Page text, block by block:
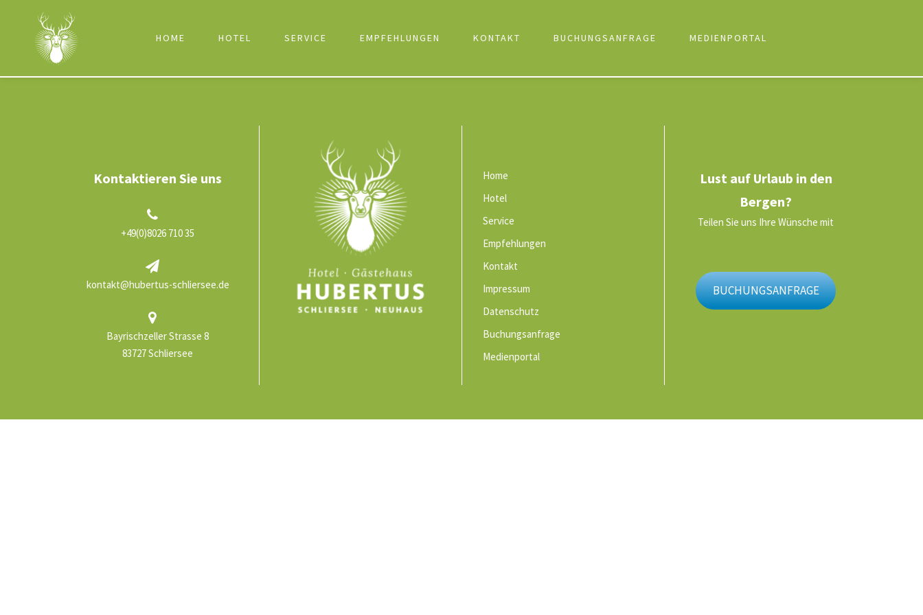
HOME HOTEL SERVICE EMPFEHLUNGEN KONTAKT BUCHUNGSANFRAGE MEDIENPORTAL
Kontaktieren Sie uns
+49(0)8026 710 35
kontakt@hubertus-schliersee.de
Bayrischzeller Strasse 8
83727 Schliersee
Home
Hotel
Service
Empfehlungen
Kontakt
Impressum
Datenschutz
Buchungsanfrage
Medienportal
Lust auf Urlaub in den
Bergen?
Teilen Sie uns Ihre Wünsche mit
BUCHUNGSANFRAGE